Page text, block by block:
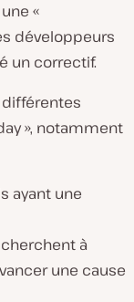
«
développeurs
un correctif.
», notamment
ayant une
à
une cause